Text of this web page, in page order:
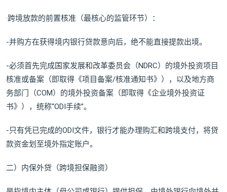
·跨境放款的前置核准（最核心的监管环节）：
-并购方在获得境内银行贷款意向后，绝不能直接提款出境。
-必须首先完成国家发展和改革委员会（NDRC）的境外投资项目
核准或备案（即取得《项目备案/核准通知书》），以及地方商
务部门（COM）的境外投资备案（即取得《企业境外投资证
书》），统称“ODI手续”。
-只有凭已完成的ODI文件，银行才能办理购汇和跨境支付，将贷
款资金划至境外指定账户。
二）内保外贷（跨境担保融资）